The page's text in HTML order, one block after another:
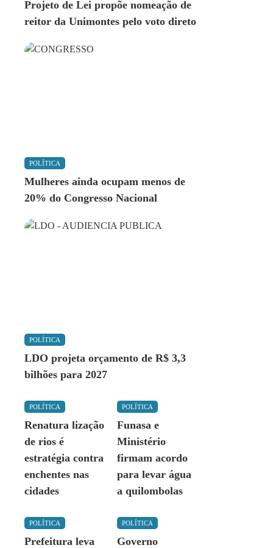
Projeto de Lei propõe nomeação de
reitor da Unimontes pelo voto direto
POLÍTICA
Mulheres ainda ocupam menos de
20% do Congresso Nacional
POLÍTICA
LDO projeta orçamento de R$ 3,3
bilhões para 2027
POLÍTICA
Renatura lização
de rios é
estratégia contra
enchentes nas
cidades
POLÍTICA
Funasa e
Ministério
firmam acordo
para levar água
a quilombolas
POLÍTICA
Prefeitura leva
POLÍTICA
Governo